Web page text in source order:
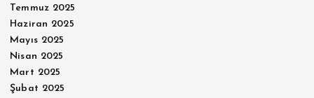
Temmuz 2025
Haziran 2025
Mayıs 2025
Nisan 2025
Mart 2025
Şubat 2025